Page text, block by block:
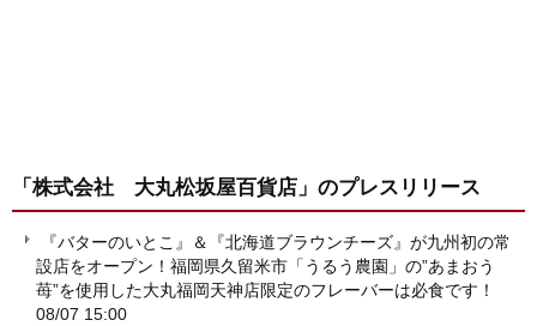
「株式会社 大丸松坂屋百貨店」 のプレスリリース
『バターのいとこ』＆『北海道ブラウンチーズ』が九州初の常
設店をオープン！福岡県久留米市「うるう農園」の”あまおう
苺”を使用した大丸福岡天神店限定のフレーバーは必食です！
08/07 15:00